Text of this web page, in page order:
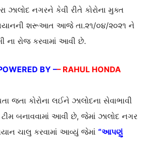
ઝાલોદ નગરને કેવી રીતે કોરોના મુક્ત
શરૂઆત આજે તા.૨૧/૦૪/૨૦૨૧ ને
ના રોજ કરવામાં આવી છે.
BY –– RAHUL HONDA
જતા કોરોના લઈને ઝાલોદના સેવાભાવી
ટીમ બનાવવામાં આવી છે, જેમાં ઝાલોદ નગર
ચાલુ કરવામાં આવ્યું જેમાં “આપણું